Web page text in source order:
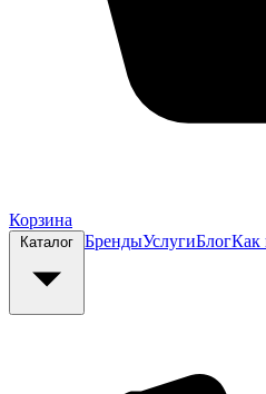
Корзина
Каталог БрендыУслугиБлогКак